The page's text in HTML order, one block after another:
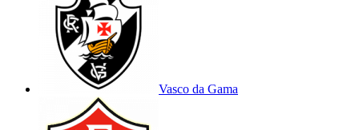
Vasco da Gama